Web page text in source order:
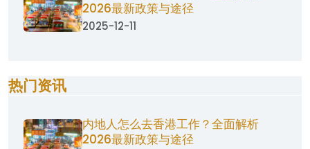
2026最新政策与途径
2025-12-11
热门资讯
内地人怎么去香港工作？全面解析
2026最新政策与途径